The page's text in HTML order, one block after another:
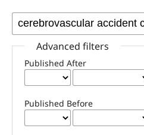
Advanced filters
Published After
Published Before